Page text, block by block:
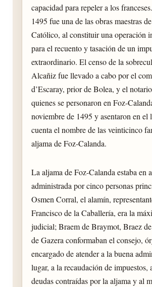
capacidad para repeler a los
1495 fue una de las obras maestras
Católico, al constituir una operación
para el recuento y tasación de un
extraordinario. El censo de la
Alcañiz fue llevado a cabo por el
d’Escaray, prior de Bolea, y el
quienes se personaron en Foz-
noviembre de 1495 y asentaron en el
cuenta el nombre de las veinticinco
aljama de Foz-Calanda.
La aljama de Foz-Calanda estaba en
administrada por cinco personas
Osmen Corral, el alamín,
Francisco de la Caballería, era la
judicial; Braem de Braymot, Braez
de Gazera conformaban el consejo,
encargado de atender a la buena
lugar, a la recaudación de impuestos,
deudas contraídas por la aljama y al